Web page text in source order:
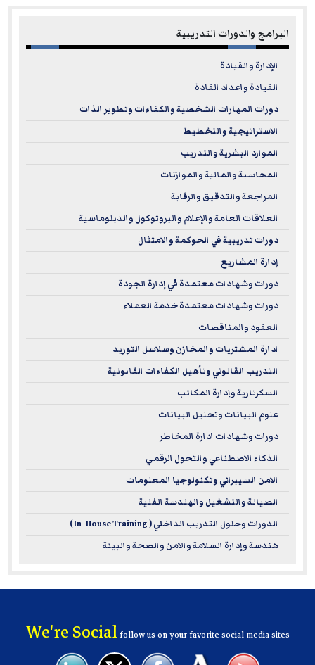
البرامج والدورات التدريبية
الإدارة والقيادة
القيادة واعداد القادة
دورات المهارات الشخصية والكفاءات وتطوير الذات
الاستراتيجية والتخطيط
الموارد البشرية والتدريب
المحاسبة والمالية والموازنات
المراجعة والتدقيق والرقابة
العلاقات العامة والإعلام والبروتوكول والدبلوماسية
دورات تدريبية في الحوكمة والامتثال
إدارة المشاريع
دورات وشهادات معتمدة في إدارة الجودة
دورات وشهادات معتمدة خدمة العملاء
العقود والمناقصات
ادارة المشتريات والمخازن وسلاسل التوريد
التدريب القانوني وتأهيل الكفاءات القانونية
السكرتارية وإدارة المكاتب
علوم البيانات وتحليل البيانات
دورات وشهادات ادارة المخاطر
الذكاء الاصطناعي والتحول الرقمي
الامن السيبراني وتكنولوجيا المعلومات
الصيانة والتشغيل والهندسة الفنية
الدورات وحلول التدريب الداخلي ( In-House Training )
هندسة وإدارة السلامة والامن والصحة والبيئة
We're Socialfollow us on your favorite social media sites